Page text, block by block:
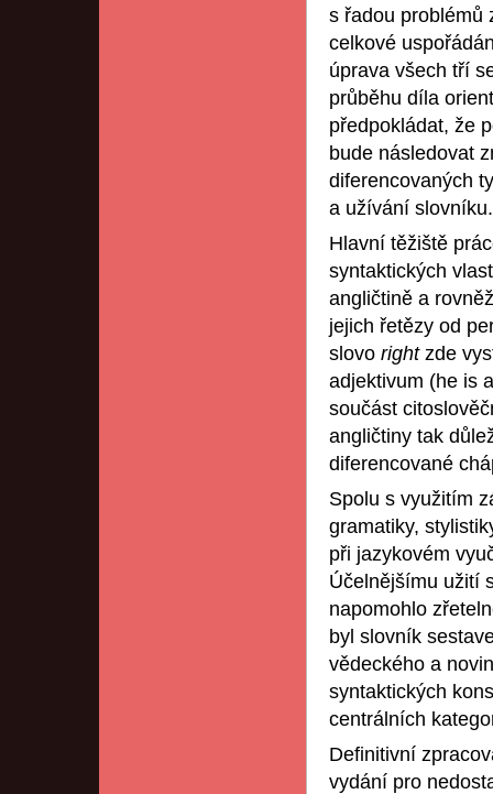
s řadou problémů
celkové
úprava všech tří
průběhu díla
předpokládat, že
bude následovat
diferencovaných
a užívání slovníku.
Hlavní těžiště
syntaktických
angličtině a
jejich řetězy od
slovo right zde
adjektivum (he is
součást
angličtiny tak
diferencované
Spolu s využitím
gramatiky,
při jazykovém
Účelnějšímu užití
napomohlo
byl slovník
vědeckého a
syntaktických
centrálních
Definitivní
vydání pro